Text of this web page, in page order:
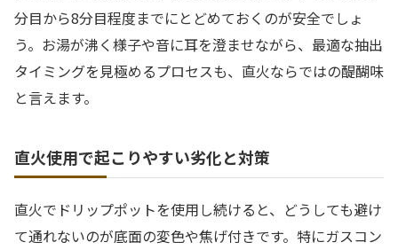
分目から8分目程度までにとどめておくのが安全でしょ
う。お湯が沸く様子や音に耳を澄ませながら、最適な抽出
タイミングを見極めるプロセスも、直火ならではの醍醐味
と言えます。
直火使用で起こりやすい劣化と対策
直火でドリップポットを使用し続けると、どうしても避け
て通れないのが底面の変色や焦げ付きです。特にガスコン